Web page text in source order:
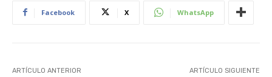
Facebook X WhatsApp
ARTÍCULO ANTERIOR ARTÍCULO SIGUIENTE